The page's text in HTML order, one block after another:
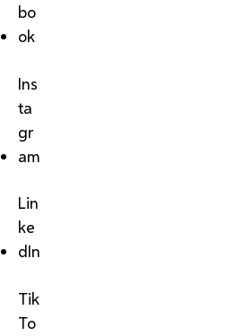
bo
ok
Ins
ta
gr
am
Lin
ke
dIn
Tik
To